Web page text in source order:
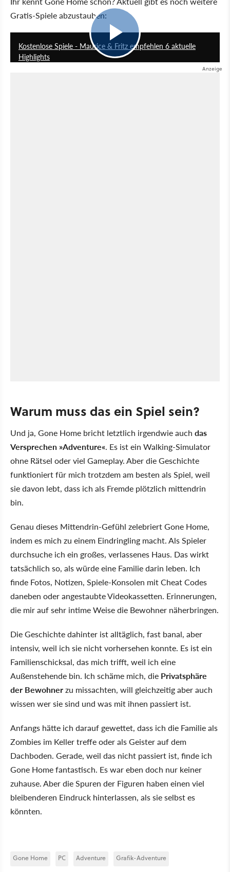
Gratis-Spiele abzustauben:
Kostenlose Spiele - Maurice & Fritz empfehlen 6 aktuelle
Highlights
Warum muss das ein Spiel sein?
Und ja, Gone Home bricht letztlich irgendwie auch das
Versprechen »Adventure«. Es ist ein Walking-Simulator
ohne Rätsel oder viel Gameplay. Aber die Geschichte
funktioniert für mich trotzdem am besten als Spiel, weil
sie davon lebt, dass ich als Fremde plötzlich mittendrin
bin.
Genau dieses Mittendrin-Gefühl zelebriert Gone Home,
indem es mich zu einem Eindringling macht. Als Spieler
durchsuche ich ein großes, verlassenes Haus. Das wirkt
tatsächlich so, als würde eine Familie darin leben. Ich
finde Fotos, Notizen, Spiele-Konsolen mit Cheat Codes
daneben oder angestaubte Videokassetten. Erinnerungen,
die mir auf sehr intime Weise die Bewohner näherbringen.
Die Geschichte dahinter ist alltäglich, fast banal, aber
intensiv, weil ich sie nicht vorhersehen konnte. Es ist ein
Familienschicksal, das mich trifft, weil ich eine
Außenstehende bin. Ich schäme mich, die Privatsphäre
der Bewohnerzu missachten, will gleichzeitig aber auch
wissen wer sie sind und was mit ihnen passiert ist.
Anfangs hätte ich darauf gewettet, dass ich die Familie als
Zombies im Keller treffe oder als Geister auf dem
Dachboden. Gerade, weil das nicht passiert ist, finde ich
Gone Home fantastisch. Es war eben doch nur keiner
zuhause. Aber die Spuren der Figuren haben einen viel
bleibenderen Eindruck hinterlassen, als sie selbst es
könnten.
Gone Home PC Adventure Grafik-Adventure